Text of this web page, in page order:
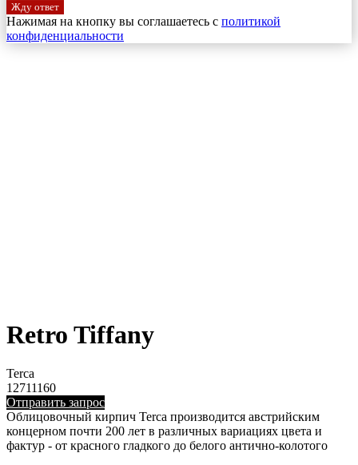
Жду ответ
Нажимая на кнопку вы соглашаетесь с политикой
конфиденциальности
Retro Tiffany
Terca
12711160
Отправить запрос
Облицовочный кирпич Terca производится австрийским
концерном почти 200 лет в различных вариациях цвета и
фактур - от красного гладкого до белого антично-колотого